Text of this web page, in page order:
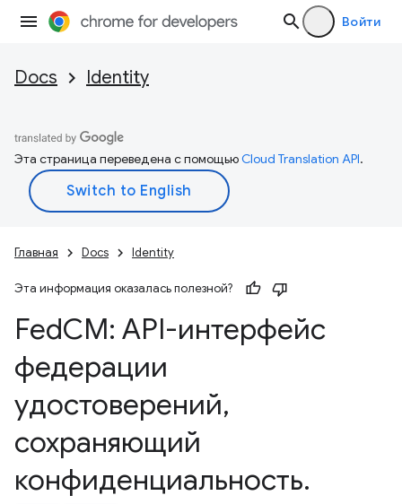
Войти
Docs Identity
Эта страница переведена с помощьюCloud Translation API.
Главная Docs Identity
Эта информация оказалась полезной?
FedCM: API-интерфейс
федерации
удостоверений,
сохраняющий
конфиденциальность.